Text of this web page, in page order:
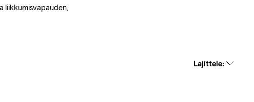
liikkumisvapauden,
Lajittele: